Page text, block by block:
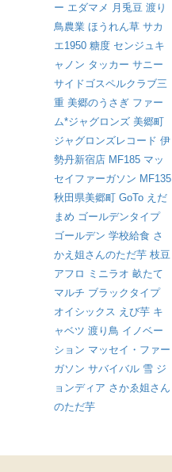
ー エダマメ 月兎豆 渡り
鳥農業 ほうれん草 サカ
エ1950 糖度 センジュキ
ャノン タッカー サニー
サイドゴスペルクラブ三
重 美郷のうさぎ ファー
ム*ジャグロンズ 美郷町
ジャグロンズレコード 伊
勢丹新宿店 MF185 マッ
セイファーガソン MF135
秋田県美郷町 GoTo えだ
まめ ゴールデンタイプ
ゴールデン 学校給食 さ
かえ姐さんのただ芋 枝豆
アフロ ミニラオ 畝たて
マルチ ブラックタイプ
オイシックス えび芋 キ
ャベツ 渡り鳥 イノベー
ション マッセイ・ファー
ガソン サバイバル 雪 ジ
ョンディア さかゑ姐さん
のただ芋